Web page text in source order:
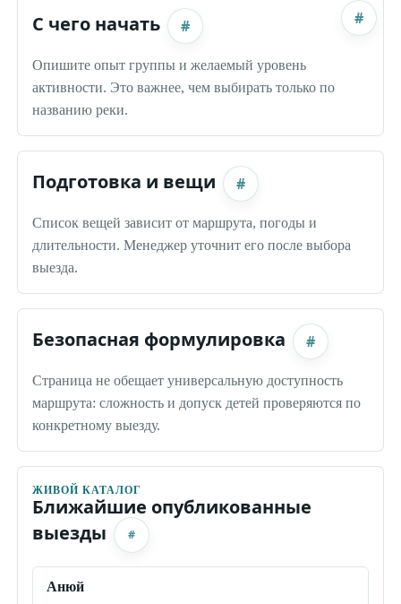
С чего начать #
Опишите опыт группы и желаемый уровень
активности. Это важнее, чем выбирать только по
названию реки.
Подготовка и вещи #
Список вещей зависит от маршрута, погоды и
длительности. Менеджер уточнит его после выбора
выезда.
Безопасная формулировка #
Страница не обещает универсальную доступность
маршрута: сложность и допуск детей проверяются по
конкретному выезду.
#
ЖИВОЙ КАТАЛОГ
Ближайшие опубликованные
выезды
#
Анюй